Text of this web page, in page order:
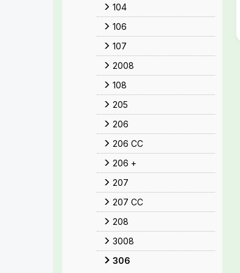
104
106
107
2008
108
205
206
206 CC
206 +
207
207 CC
208
3008
306